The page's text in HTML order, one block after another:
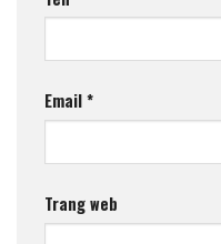
Email*
Trang web